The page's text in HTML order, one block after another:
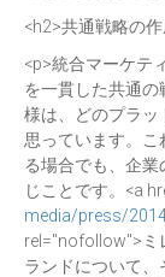
<h2>共通戦略の
<p>統合マーケテ
を一貫した共通
様は、どのプラッ
思っています。
る場合でも、企
じことです。<a
media/press/
rel="nofollow">ミ
ランドについて、